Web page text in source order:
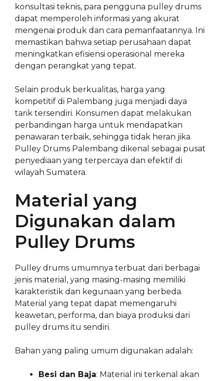
konsultasi teknis, para pengguna pulley drums
dapat memperoleh informasi yang akurat
mengenai produk dan cara pemanfaatannya. Ini
memastikan bahwa setiap perusahaan dapat
meningkatkan efisiensi operasional mereka
dengan perangkat yang tepat.
Selain produk berkualitas, harga yang
kompetitif di Palembang juga menjadi daya
tarik tersendiri. Konsumen dapat melakukan
perbandingan harga untuk mendapatkan
penawaran terbaik, sehingga tidak heran jika
Pulley Drums Palembang dikenal sebagai pusat
penyediaan yang terpercaya dan efektif di
wilayah Sumatera.
Material yang
Digunakan dalam
Pulley Drums
Pulley drums umumnya terbuat dari berbagai
jenis material, yang masing-masing memiliki
karakteristik dan kegunaan yang berbeda.
Material yang tepat dapat memengaruhi
keawetan, performa, dan biaya produksi dari
pulley drums itu sendiri.
Bahan yang paling umum digunakan adalah:
Besi dan Baja: Material ini terkenal akan